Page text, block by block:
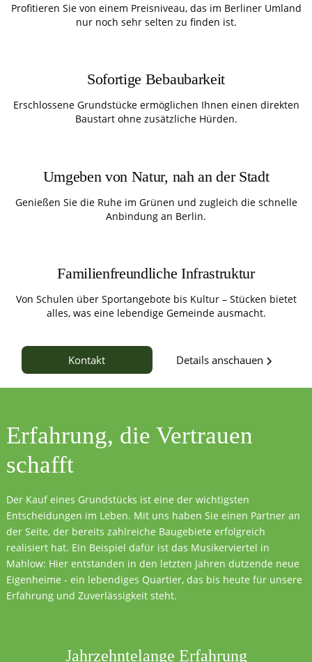
Profitieren Sie von einem Preisniveau, das im Berliner Umland
nur noch sehr selten zu finden ist.
Sofortige Bebaubarkeit
Erschlossene Grundstücke ermöglichen Ihnen einen direkten
Baustart ohne zusätzliche Hürden.
Umgeben von Natur, nah an der Stadt
Genießen Sie die Ruhe im Grünen und zugleich die schnelle
Anbindung an Berlin.
Familienfreundliche Infrastruktur
Von Schulen über Sportangebote bis Kultur – Stücken bietet
alles, was eine lebendige Gemeinde ausmacht.
Kontakt Details anschauen
Erfahrung, die Vertrauen
schafft
Der Kauf eines Grundstücks ist eine der wichtigsten
Entscheidungen im Leben. Mit uns haben Sie einen Partner an
der Seite, der bereits zahlreiche Baugebiete erfolgreich
realisiert hat. Ein Beispiel dafür ist das Musikerviertel in
Mahlow: Hier entstanden in den letzten Jahren dutzende neue
Eigenheime - ein lebendiges Quartier, das bis heute für unsere
Erfahrung und Zuverlässigkeit steht.
Jahrzehntelange Erfahrung